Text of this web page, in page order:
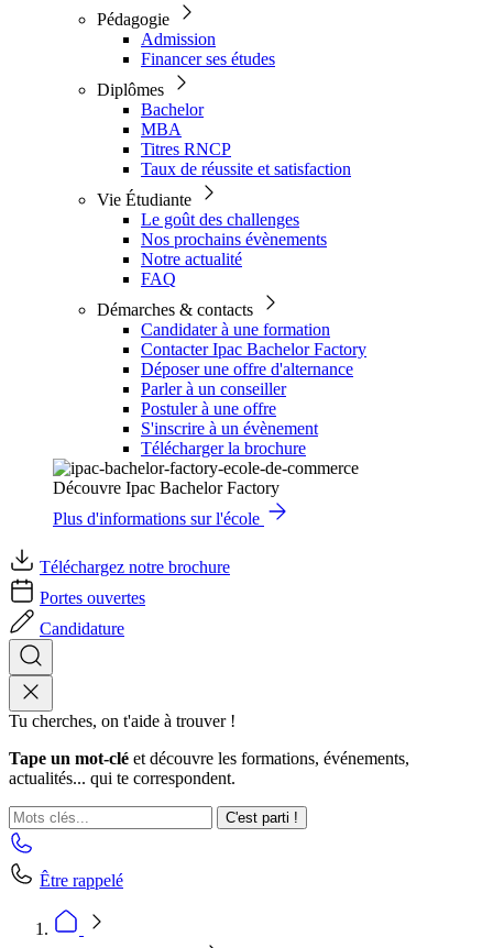
Pédagogie
Admission
Financer ses études
Diplômes
Bachelor
MBA
Titres RNCP
Taux de réussite et satisfaction
Vie Étudiante
Le goût des challenges
Nos prochains évènements
Notre actualité
FAQ
Démarches & contacts
Candidater à une formation
Contacter Ipac Bachelor Factory
Déposer une offre d'alternance
Parler à un conseiller
Postuler à une offre
S'inscrire à un évènement
Télécharger la brochure
Découvre Ipac Bachelor Factory
Plus d'informations sur l'école
Téléchargez notre brochure
Portes ouvertes
Candidature
Tu cherches, on t'aide à trouver !
Tape un mot-clé et découvre les formations, événements,
actualités... qui te correspondent.
C'est parti !
Être rappelé